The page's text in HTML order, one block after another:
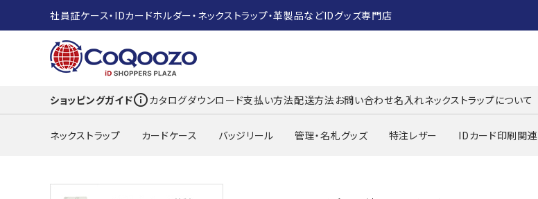
社員証ケース・IDカードホルダー・ネックストラップ・革製品などIDグッズ専門店
ショッピングガイドinfo_outlineカタログダウンロード支払い方法配送方法 お問い合わせ名入れネックストラップについて
ネックストラップ カードケース バッジリール 管理・名札グッズ 特注レザー IDカード印刷関連
search